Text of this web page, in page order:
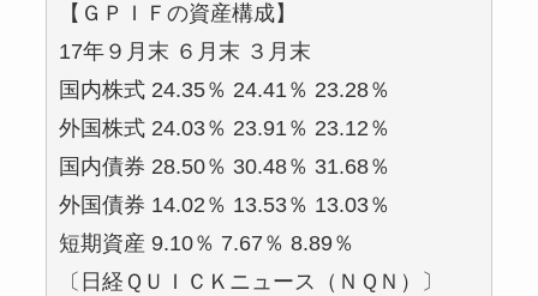
【ＧＰＩＦの資産構成】
17年９月末 ６月末 ３月末
国内株式 24.35％ 24.41％ 23.28％
外国株式 24.03％ 23.91％ 23.12％
国内債券 28.50％ 30.48％ 31.68％
外国債券 14.02％ 13.53％ 13.03％
短期資産 9.10％ 7.67％ 8.89％
〔日経ＱＵＩＣＫニュース（ＮＱＮ）〕